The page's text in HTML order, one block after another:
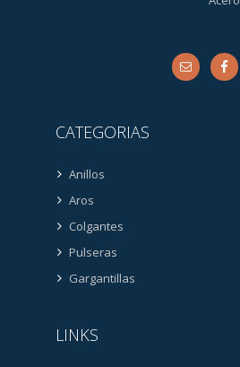
CATEGORIAS
Anillos
Aros
Colgantes
Pulseras
Gargantillas
LINKS